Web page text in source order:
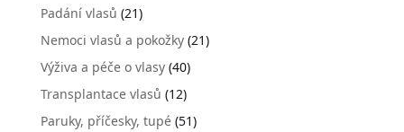
Padání vlasů (21)
Nemoci vlasů a pokožky(21)
Výživa a péče o vlasy(40)
Transplantace vlasů (12)
Paruky, příčesky, tupé(51)